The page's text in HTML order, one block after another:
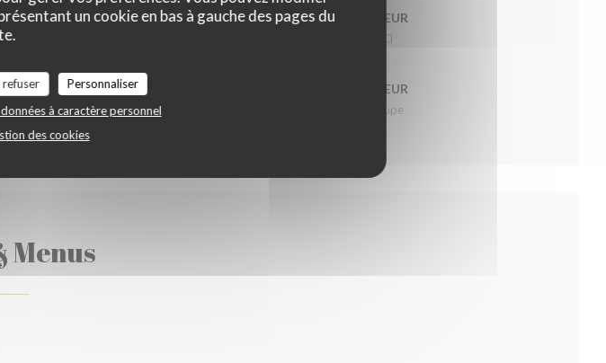
un cookie en bas à gauche des pages du
Personnaliser
à caractère personnel
des cookies
75,00 EUR
75 Cl
12,00 EUR
La Coupe
Menus